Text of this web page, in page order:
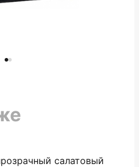
салатовый